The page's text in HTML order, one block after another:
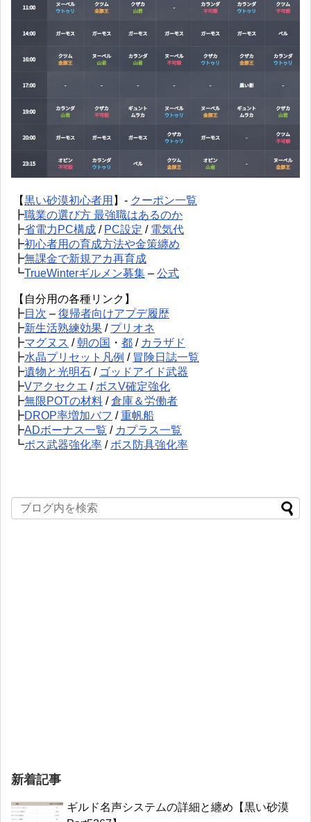
【黒い砂漠初心者用 】- クーポン一覧
┣職業の選び方 最強職はあるのか
┣省電力PC構成 / PC設定 / 電気代
┣初心者用の育成方法や金策纏め
┣無課金で新規アカ再育成
┗TrueWinterギルメン募集 – 公式
【自分用の各種リンク】
┣目次 – 復帰者向けアプデ履歴
┣新生活熟練効果 / プリオネ
┣マグヌス /朝の国 ・ 都 / カラザド
┣水晶プリセット凡例 / 冒険日誌一覧
┣遺物と光明石 / ゴッドアイド武器
┣Vアクセクエ / ボスV確定強化
┣無限POTの材料 /倉庫＆労働者
┣DROP率増加バフ /重帆船
┣ADボーナス一覧 / カプラス一覧
┗ボス武器強化率 / ボス防具強化率
新着記事
ギルド名声システムの詳細と纏め【黒い砂漠